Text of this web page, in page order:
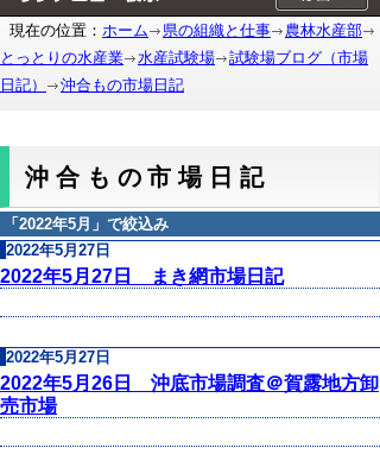
現在の位置： ホーム 県の組織と仕事
農林水産部
とっとりの水産業
水産試験場
試験場ブログ（市場
日記）
沖合もの市場日記
沖合もの市場日記
「 2022年5月 」で絞込み
2022年5月27日
2022年5月27日 まき網市場日記
2022年5月27日
2022年5月26日 沖底市場調査＠賀露地方卸
売市場